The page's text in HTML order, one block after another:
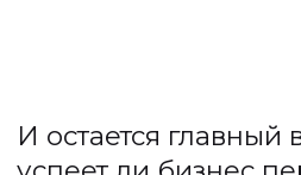
Галина Гудымова, Tarkett